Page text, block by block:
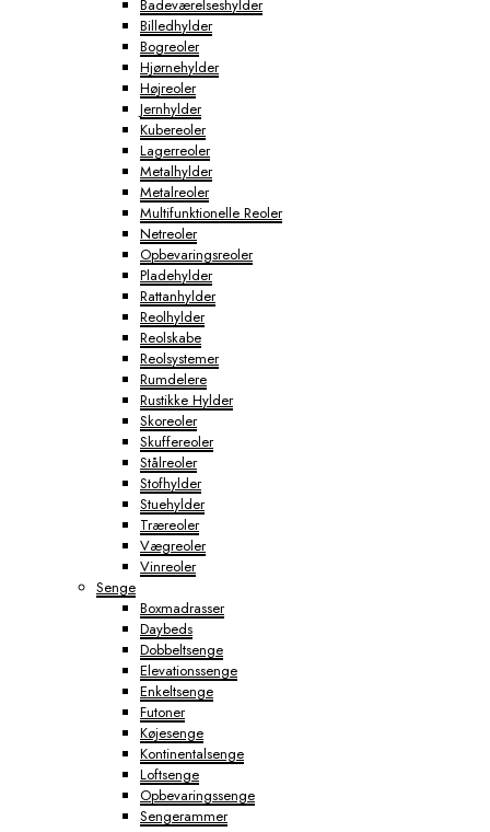
Badeværelseshylder
Billedhylder
Bogreoler
Hjørnehylder
Højreoler
Jernhylder
Kubereoler
Lagerreoler
Metalhylder
Metalreoler
Multifunktionelle Reoler
Netreoler
Opbevaringsreoler
Pladehylder
Rattanhylder
Reolhylder
Reolskabe
Reolsystemer
Rumdelere
Rustikke Hylder
Skoreoler
Skuffereoler
Stålreoler
Stofhylder
Stuehylder
Træreoler
Vægreoler
Vinreoler
Senge
Boxmadrasser
Daybeds
Dobbeltsenge
Elevationssenge
Enkeltsenge
Futoner
Køjesenge
Kontinentalsenge
Loftsenge
Opbevaringssenge
Sengerammer